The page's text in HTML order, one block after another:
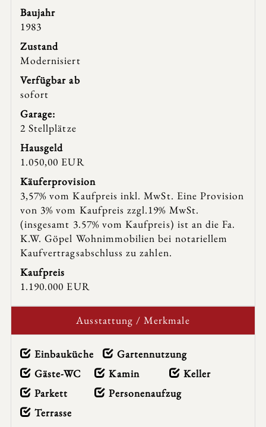
Baujahr
1983
Zustand
Modernisiert
Verfügbar ab
sofort
Garage:
2 Stellplätze
Hausgeld
1.050,00 EUR
Käufer­provision
3,57% vom Kaufpreis inkl. MwSt. Eine Provision
von 3% vom Kaufpreis zzgl.19% MwSt.
(insgesamt 3.57% vom Kaufpreis) ist an die Fa.
K.W. Göpel Wohnimmobilien bei notariellem
Kaufvertragsabschluss zu zahlen.
Kaufpreis
1.190.000 EUR
Ausstattung / Merkmale
Einbauküche
Gartennutzung
Gäste-WC
Kamin
Keller
Parkett
Personenaufzug
Terrasse